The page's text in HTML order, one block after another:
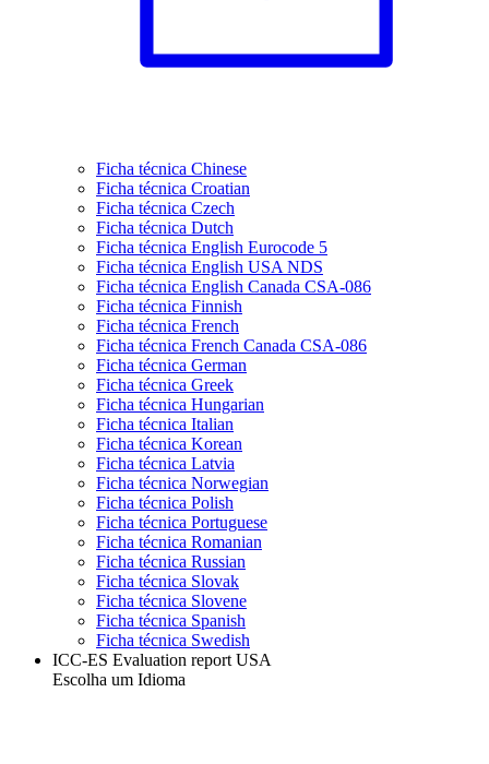
Ficha técnica Chinese
Ficha técnica Croatian
Ficha técnica Czech
Ficha técnica Dutch
Ficha técnica English Eurocode 5
Ficha técnica English USA NDS
Ficha técnica English Canada CSA-086
Ficha técnica Finnish
Ficha técnica French
Ficha técnica French Canada CSA-086
Ficha técnica German
Ficha técnica Greek
Ficha técnica Hungarian
Ficha técnica Italian
Ficha técnica Korean
Ficha técnica Latvia
Ficha técnica Norwegian
Ficha técnica Polish
Ficha técnica Portuguese
Ficha técnica Romanian
Ficha técnica Russian
Ficha técnica Slovak
Ficha técnica Slovene
Ficha técnica Spanish
Ficha técnica Swedish
ICC-ES Evaluation report USA
Escolha um Idioma